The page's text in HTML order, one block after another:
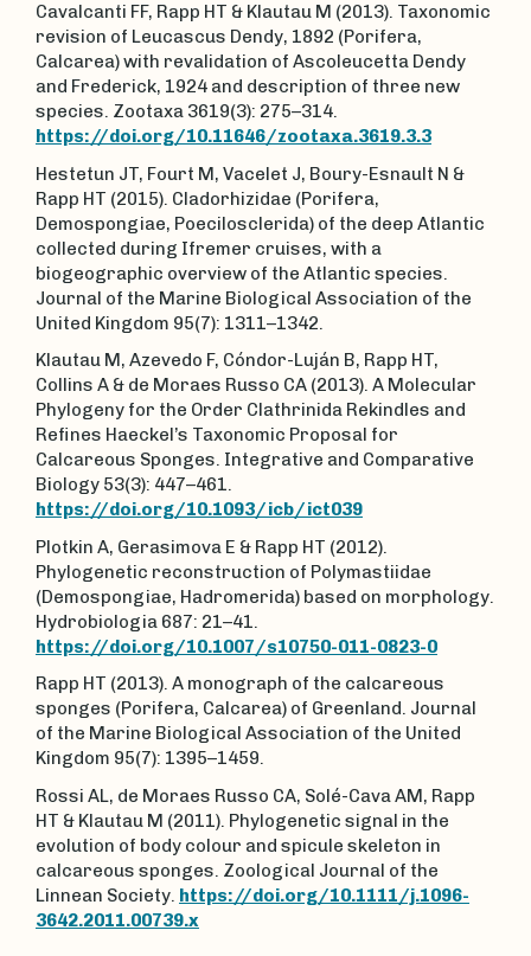
Cavalcanti FF, Rapp HT & Klautau M (2013). Taxonomic
revision of Leucascus Dendy, 1892 (Porifera,
Calcarea) with revalidation of Ascoleucetta Dendy
and Frederick, 1924 and description of three new
species. Zootaxa 3619(3): 275–314.
https://doi.org/10.11646/zootaxa.3619.3.3
Hestetun JT, Fourt M, Vacelet J, Boury-Esnault N &
Rapp HT (2015). Cladorhizidae (Porifera,
Demospongiae, Poecilosclerida) of the deep Atlantic
collected during Ifremer cruises, with a
biogeographic overview of the Atlantic species.
Journal of the Marine Biological Association of the
United Kingdom 95(7): 1311–1342.
Klautau M, Azevedo F, Cóndor-Luján B, Rapp HT,
Collins A & de Moraes Russo CA (2013). A Molecular
Phylogeny for the Order Clathrinida Rekindles and
Refines Haeckel’s Taxonomic Proposal for
Calcareous Sponges. Integrative and Comparative
Biology 53(3): 447–461.
https://doi.org/10.1093/icb/ict039
Plotkin A, Gerasimova E & Rapp HT (2012).
Phylogenetic reconstruction of Polymastiidae
(Demospongiae, Hadromerida) based on morphology.
Hydrobiologia 687: 21–41.
https://doi.org/10.1007/s10750-011-0823-0
Rapp HT (2013). A monograph of the calcareous
sponges (Porifera, Calcarea) of Greenland. Journal
of the Marine Biological Association of the United
Kingdom 95(7): 1395–1459.
Rossi AL, de Moraes Russo CA, Solé-Cava AM, Rapp
HT & Klautau M (2011). Phylogenetic signal in the
evolution of body colour and spicule skeleton in
calcareous sponges. Zoological Journal of the
Linnean Society. https://doi.org/10.1111/j.1096-
3642.2011.00739.x